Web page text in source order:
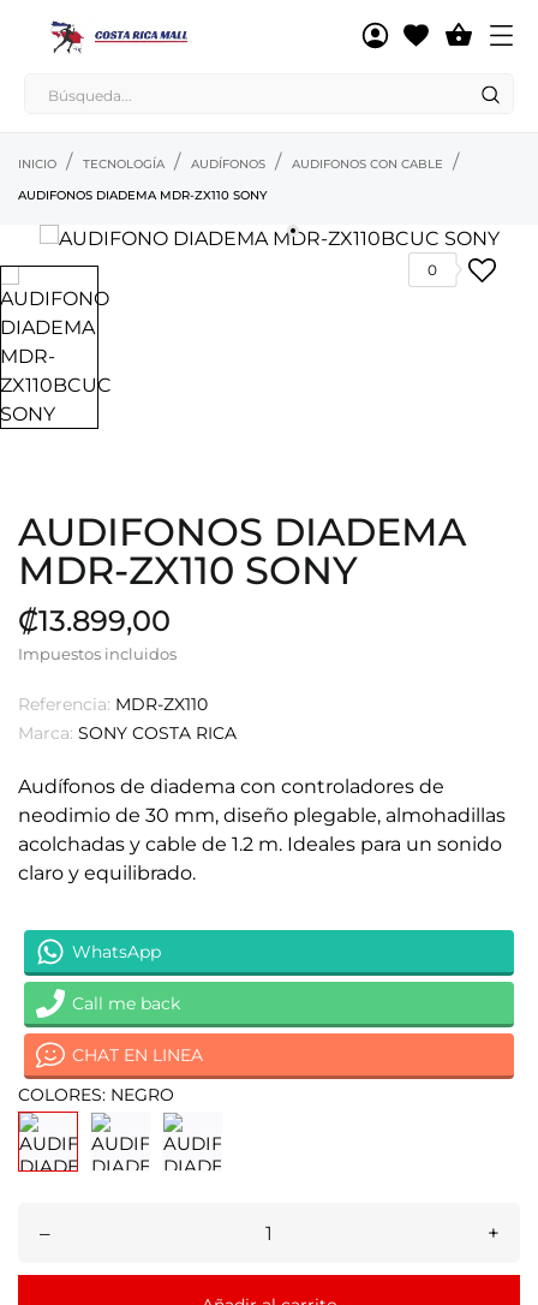

INICIO TECNOLOGÍA AUDÍFONOS
AUDIFONOS CON CABLE
AUDIFONOS DIADEMA MDR-ZX110 SONY
0
AUDIFONOS DIADEMA
MDR-ZX110 SONY
₡13.899,00
Impuestos incluidos
Referencia: MDR-ZX110
Marca: SONY COSTA RICA
Audífonos de diadema con controladores de
neodimio de 30 mm, diseño plegable, almohadillas
acolchadas y cable de 1.2 m. Ideales para un sonido
claro y equilibrado.
WhatsApp
Call me back
CHAT EN LINEA
COLORES: NEGRO
– +